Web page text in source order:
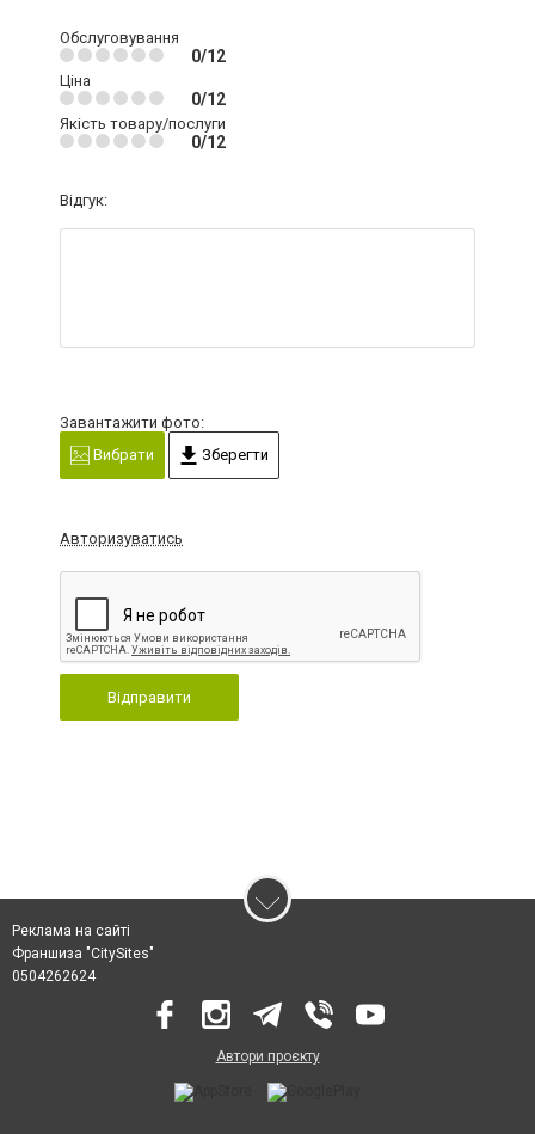
Обслуговування
0/12
Ціна
0/12
Якість товару/послуги
0/12
Відгук:
Завантажити фото:
Вибрати
Зберегти
Авторизуватись
Відправити
Реклама на сайті
Франшиза "CitySites"
0504262624
Автори проєкту